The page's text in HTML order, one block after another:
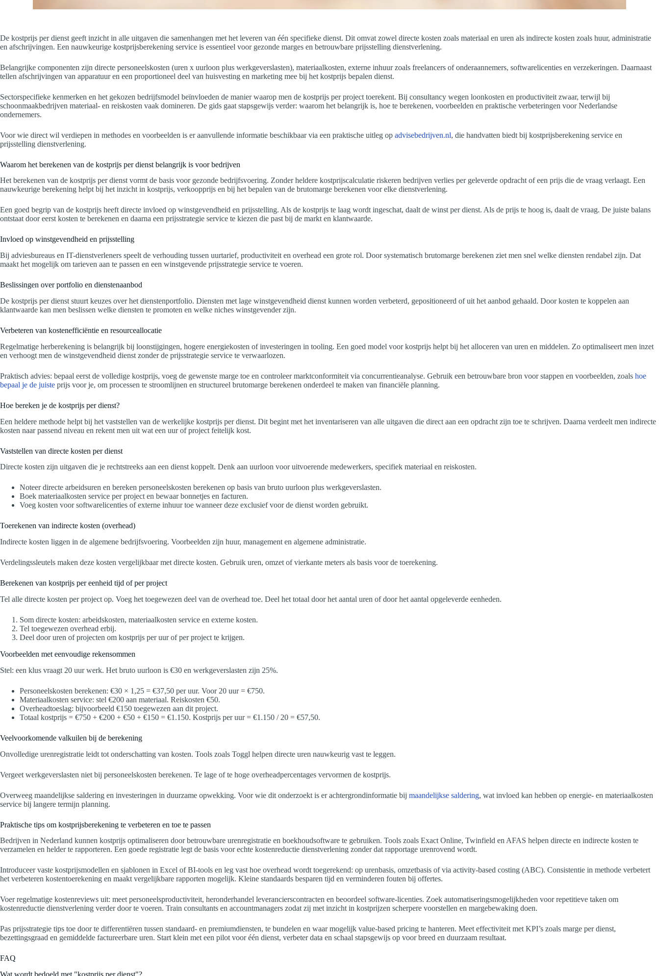
De kostprijs per dienst geeft inzicht in alle uitgaven die samenhangen met het leveren van één specifieke dienst. Dit omvat zowel directe kosten zoals materiaal en uren als indirecte kosten zoals huur, administratie
en afschrijvingen. Een nauwkeurige kostprijsberekening service is essentieel voor gezonde marges en betrouwbare prijsstelling dienstverlening.
Belangrijke componenten zijn directe personeelskosten (uren x uurloon plus werkgeverslasten), materiaalkosten, externe inhuur zoals freelancers of onderaannemers, softwarelicenties en verzekeringen. Daarnaast
tellen afschrijvingen van apparatuur en een proportioneel deel van huisvesting en marketing mee bij het kostprijs bepalen dienst.
Sectorspecifieke kenmerken en het gekozen bedrijfsmodel beïnvloeden de manier waarop men de kostprijs per project toerekent. Bij consultancy wegen loonkosten en productiviteit zwaar, terwijl bij
schoonmaakbedrijven materiaal- en reiskosten vaak domineren. De gids gaat stapsgewijs verder: waarom het belangrijk is, hoe te berekenen, voorbeelden en praktische verbeteringen voor Nederlandse
ondernemers.
Voor wie direct wil verdiepen in methodes en voorbeelden is er aanvullende informatie beschikbaar via een praktische uitleg op advisebedrijven.nl, die handvatten biedt bij kostprijsberekening service en
prijsstelling dienstverlening.
Waarom het berekenen van de kostprijs per dienst belangrijk is voor bedrijven
Het berekenen van de kostprijs per dienst vormt de basis voor gezonde bedrijfsvoering. Zonder heldere kostprijscalculatie riskeren bedrijven verlies per geleverde opdracht of een prijs die de vraag verlaagt. Een
nauwkeurige berekening helpt bij het inzicht in kostprijs, verkoopprijs en bij het bepalen van de brutomarge berekenen voor elke dienstverlening.
Een goed begrip van de kostprijs heeft directe invloed op winstgevendheid en prijsstelling. Als de kostprijs te laag wordt ingeschat, daalt de winst per dienst. Als de prijs te hoog is, daalt de vraag. De juiste balans
ontstaat door eerst kosten te berekenen en daarna een prijsstrategie service te kiezen die past bij de markt en klantwaarde.
Invloed op winstgevendheid en prijsstelling
Bij adviesbureaus en IT-dienstverleners speelt de verhouding tussen uurtarief, productiviteit en overhead een grote rol. Door systematisch brutomarge berekenen ziet men snel welke diensten rendabel zijn. Dat
maakt het mogelijk om tarieven aan te passen en een winstgevende prijsstrategie service te voeren.
Beslissingen over portfolio en dienstenaanbod
De kostprijs per dienst stuurt keuzes over het dienstenportfolio. Diensten met lage winstgevendheid dienst kunnen worden verbeterd, gepositioneerd of uit het aanbod gehaald. Door kosten te koppelen aan
klantwaarde kan men beslissen welke diensten te promoten en welke niches winstgevender zijn.
Verbeteren van kostenefficiëntie en resourceallocatie
Regelmatige herberekening is belangrijk bij loonstijgingen, hogere energiekosten of investeringen in tooling. Een goed model voor kostprijs helpt bij het alloceren van uren en middelen. Zo optimaliseert men inzet
en verhoogt men de winstgevendheid dienst zonder de prijsstrategie service te verwaarlozen.
Praktisch advies: bepaal eerst de volledige kostprijs, voeg de gewenste marge toe en controleer marktconformiteit via concurrentieanalyse. Gebruik een betrouwbare bron voor stappen en voorbeelden, zoals hoe
bepaal je de juiste prijs voor je, om processen te stroomlijnen en structureel brutomarge berekenen onderdeel te maken van financiële planning.
Hoe bereken je de kostprijs per dienst?
Een heldere methode helpt bij het vaststellen van de werkelijke kostprijs per dienst. Dit begint met het inventariseren van alle uitgaven die direct aan een opdracht zijn toe te schrijven. Daarna verdeelt men indirecte
kosten naar passend niveau en rekent men uit wat een uur of project feitelijk kost.
Vaststellen van directe kosten per dienst
Directe kosten zijn uitgaven die je rechtstreeks aan een dienst koppelt. Denk aan uurloon voor uitvoerende medewerkers, specifiek materiaal en reiskosten.
Noteer directe arbeidsuren en bereken personeelskosten berekenen op basis van bruto uurloon plus werkgeverslasten.
Boek materiaalkosten service per project en bewaar bonnetjes en facturen.
Voeg kosten voor softwarelicenties of externe inhuur toe wanneer deze exclusief voor de dienst worden gebruikt.
Toerekenen van indirecte kosten (overhead)
Indirecte kosten liggen in de algemene bedrijfsvoering. Voorbeelden zijn huur, management en algemene administratie.
Verdelingssleutels maken deze kosten vergelijkbaar met directe kosten. Gebruik uren, omzet of vierkante meters als basis voor de toerekening.
Berekenen van kostprijs per eenheid tijd of per project
Tel alle directe kosten per project op. Voeg het toegewezen deel van de overhead toe. Deel het totaal door het aantal uren of door het aantal opgeleverde eenheden.
Som directe kosten: arbeidskosten, materiaalkosten service en externe kosten.
Tel toegewezen overhead erbij.
Deel door uren of projecten om kostprijs per uur of per project te krijgen.
Voorbeelden met eenvoudige rekensommen
Stel: een klus vraagt 20 uur werk. Het bruto uurloon is €30 en werkgeverslasten zijn 25%.
Personeelskosten berekenen: €30 × 1,25 = €37,50 per uur. Voor 20 uur = €750.
Materiaalkosten service: stel €200 aan materiaal. Reiskosten €50.
Overheadtoeslag: bijvoorbeeld €150 toegewezen aan dit project.
Totaal kostprijs = €750 + €200 + €50 + €150 = €1.150. Kostprijs per uur = €1.150 / 20 = €57,50.
Veelvoorkomende valkuilen bij de berekening
Onvolledige urenregistratie leidt tot onderschatting van kosten. Tools zoals Toggl helpen directe uren nauwkeurig vast te leggen.
Vergeet werkgeverslasten niet bij personeelskosten berekenen. Te lage of te hoge overheadpercentages vervormen de kostprijs.
Overweeg maandelijkse saldering en investeringen in duurzame opwekking. Voor wie dit onderzoekt is er achtergrondinformatie bij maandelijkse saldering, wat invloed kan hebben op energie- en materiaalkosten
service bij langere termijn planning.
Praktische tips om kostprijsberekening te verbeteren en toe te passen
Bedrijven in Nederland kunnen kostprijs optimaliseren door betrouwbare urenregistratie en boekhoudsoftware te gebruiken. Tools zoals Exact Online, Twinfield en AFAS helpen directe en indirecte kosten te
verzamelen en helder te rapporteren. Een goede registratie legt de basis voor echte kostenreductie dienstverlening zonder dat rapportage urenrovend wordt.
Introduceer vaste kostprijsmodellen en sjablonen in Excel of BI-tools en leg vast hoe overhead wordt toegerekend: op urenbasis, omzetbasis of via activity-based costing (ABC). Consistentie in methode verbetert
het verbeteren kostentoerekening en maakt vergelijkbare rapporten mogelijk. Kleine standaards besparen tijd en verminderen fouten bij offertes.
Voer regelmatige kostenreviews uit: meet personeelsproductiviteit, heronderhandel leverancierscontracten en beoordeel software-licenties. Zoek automatiseringsmogelijkheden voor repetitieve taken om
kostenreductie dienstverlening verder door te voeren. Train consultants en accountmanagers zodat zij met inzicht in kostprijzen scherpere voorstellen en margebewaking doen.
Pas prijsstrategie tips toe door te differentiëren tussen standaard- en premiumdiensten, te bundelen en waar mogelijk value-based pricing te hanteren. Meet effectiviteit met KPI’s zoals marge per dienst,
bezettingsgraad en gemiddelde factureerbare uren. Start klein met een pilot voor één dienst, verbeter data en schaal stapsgewijs op voor breed en duurzaam resultaat.
FAQ